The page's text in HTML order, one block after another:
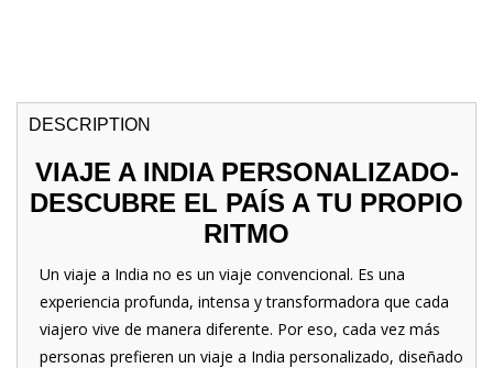
DESCRIPTION
VIAJE A INDIA PERSONALIZADO-
DESCUBRE EL PAÍS A TU PROPIO
RITMO
Un viaje a India no es un viaje convencional. Es una
experiencia profunda, intensa y transformadora que cada
viajero vive de manera diferente. Por eso, cada vez más
personas prefieren un viaje a India personalizado, diseñado